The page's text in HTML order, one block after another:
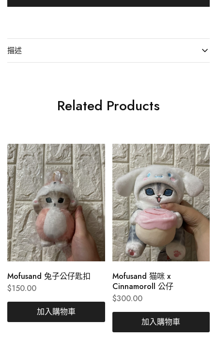
描述
Related Products
Mofusand 兔子公仔匙扣
$150.00
加入購物車
Mofusand 猫咪 x
Cinnamoroll 公仔
$300.00
加入購物車